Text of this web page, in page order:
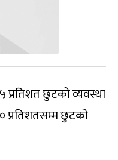
प्रतिशत छुटको व्यवस्था
प्रतिशतसम्म छुटको